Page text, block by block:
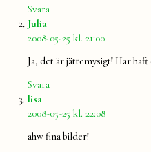
Svara
Julia
2008-05-25 kl. 21:00
Ja, det är jättemysigt! Har
Svara
lisa
2008-05-25 kl. 22:08
ahw fina bilder!